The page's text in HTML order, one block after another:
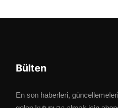
Bülten
En son haberleri,